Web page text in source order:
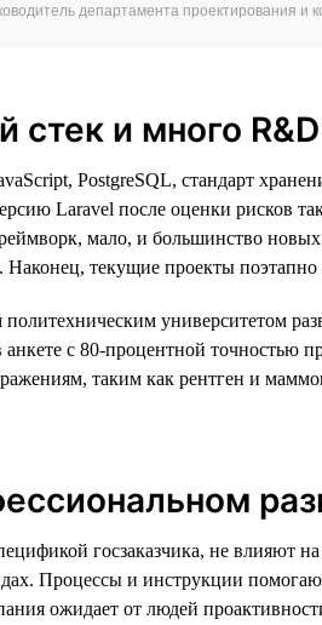
департамента проектирования и
стек и много R&D
PostgreSQL, стандарт
Laravel после оценки рисков
мало, и большинство
Наконец, текущие проекты
университетом
с 80-процентной точностью
таким как рентген и
госзаказчика, не влияют
Процессы и инструкции
ожидает от людей